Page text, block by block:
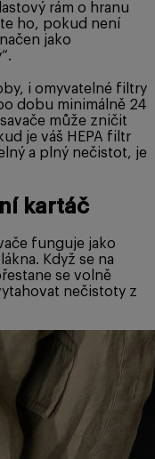
rám o hranu
ho, pokud není
jako
i omyvatelné filtry
dobu minimálně 24
může zničit
je váš HEPA filtr
a plný nečistot, je
kartáč
funguje jako
Když se na
se volně
nečistoty z